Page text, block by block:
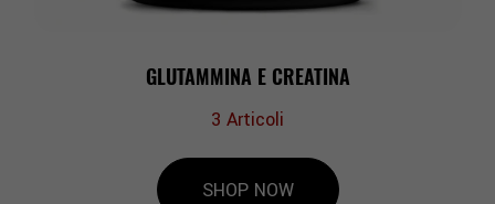
GLUTAMMINA E CREATINA
3 Articoli
SHOP NOW